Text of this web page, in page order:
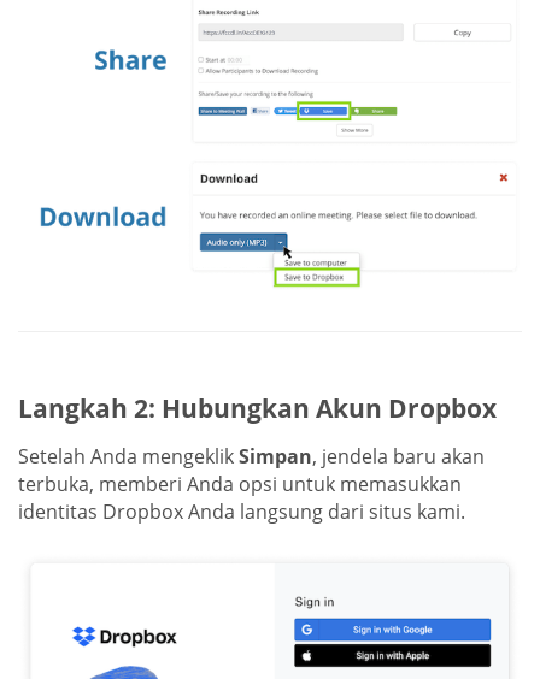
Langkah 2: Hubungkan Akun Dropbox
Setelah Anda mengeklikSimpan, jendela baru akan
terbuka, memberi Anda opsi untuk memasukkan
identitas Dropbox Anda langsung dari situs kami.